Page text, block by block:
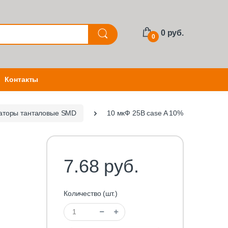
0 0 руб.
Контакты
танталовые SMD 10 мкФ 25В case A 10%
7.68 руб.
Количество (шт.)